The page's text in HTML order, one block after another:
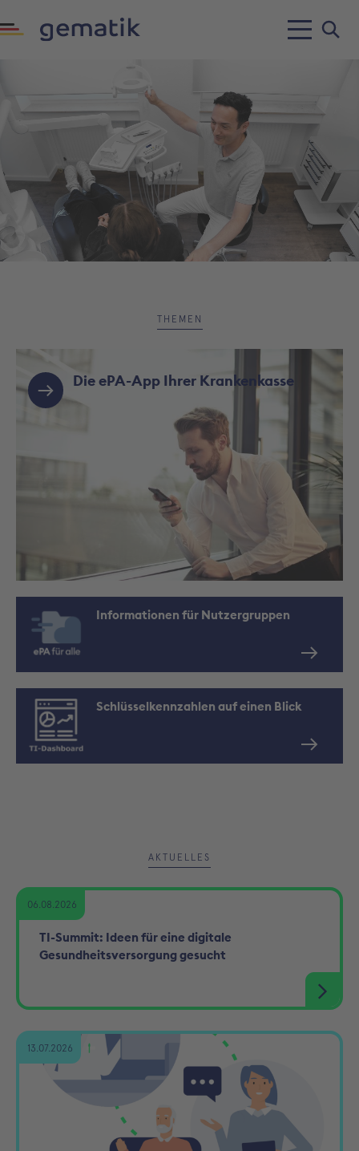
THEMEN
Die ePA-App Ihrer Krankenkasse
Informationen für Nutzergruppen
Schlüsselkennzahlen auf einen Blick
AKTUELLES
06.08.2026
TI-Summit: Ideen für eine digitale
Gesundheitsversorgung gesucht
13.07.2026